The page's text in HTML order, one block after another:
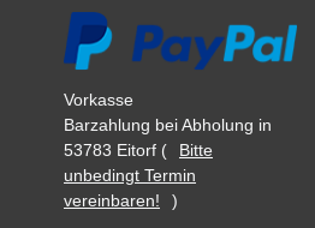
Vorkasse
Barzahlung bei Abholung in
53783 Eitorf (
Bitte
unbedingt Termin
vereinbaren!
)